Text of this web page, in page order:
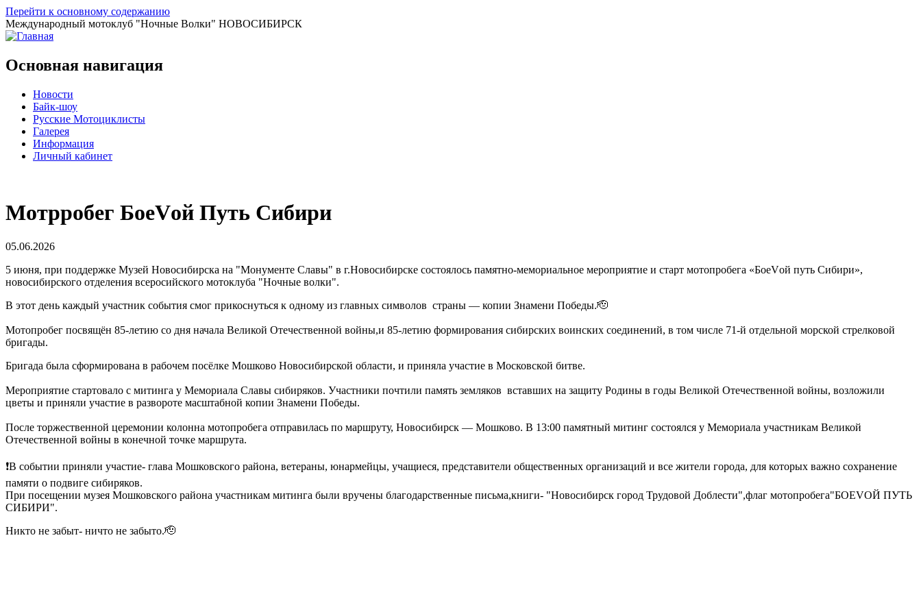
Перейти к основному содержанию
Международный мотоклуб "Ночные Волки" НОВОСИБИРСК
Основная навигация
Новости
Байк-шоу
Русские Мотоциклисты
Галерея
Информация
Личный кабинет
Мотрробег БоеVой Путь Сибири
05.06.2026
5 июня, при поддержке Музей Новосибирска на "Монументе Славы" в г.Новосибирске состоялось памятно-мемориальное мероприятие и старт мотопробега «БоеVой путь Сибири»,
новосибирского отделения всеросийского мотоклуба "Ночные волки".
В этот день каждый участник события смог прикоснуться к одному из главных символов страны — копии Знамени Победы.🫡
Мотопробег посвящён 85-летию со дня начала Великой Отечественной войны,и 85-летию формирования сибирских воинских соединений, в том числе 71-й отдельной морской стрелковой
бригады.
Бригада была сформирована в рабочем посёлке Мошково Новосибирской области, и приняла участие в Московской битве.
Мероприятие стартовало с митинга у Мемориала Славы сибиряков. Участники почтили память земляков вставших на защиту Родины в годы Великой Отечественной войны, возложили
цветы и приняли участие в развороте масштабной копии Знамени Победы.
После торжественной церемонии колонна мотопробега отправилась по маршруту, Новосибирск — Мошково. В 13:00 памятный митинг состоялся у Мемориала участникам Великой
Отечественной войны в конечной точке маршрута.
❗В событии приняли участие- глава Мошковского района, ветераны, юнармейцы, учащиеся, представители общественных организаций и все жители города, для которых важно сохранение
памяти о подвиге сибиряков.
При посещении музея Мошковского района участникам митинга были вручены благодарственные письма,книги- "Новосибирск город Трудовой Доблести",флаг мотопробега"БОЕVОЙ ПУТЬ
СИБИРИ".
Никто не забыт- ничто не забыто.🫡